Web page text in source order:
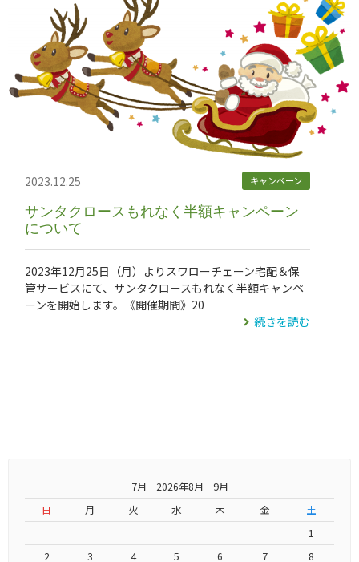
サンタクロースもれなく半額キャンペーン
について
2023.12.25 キャンペーン
2023年12月25日（月）よりスワローチェーン宅配＆保
管サービスにて、サンタクロースもれなく半額キャンペ
ーンを開始します。《開催期間》20
続きを読む
7月 2026年8月 9月
日
月 火 水 木 金
土
1
2
3 4 5 6 7 8